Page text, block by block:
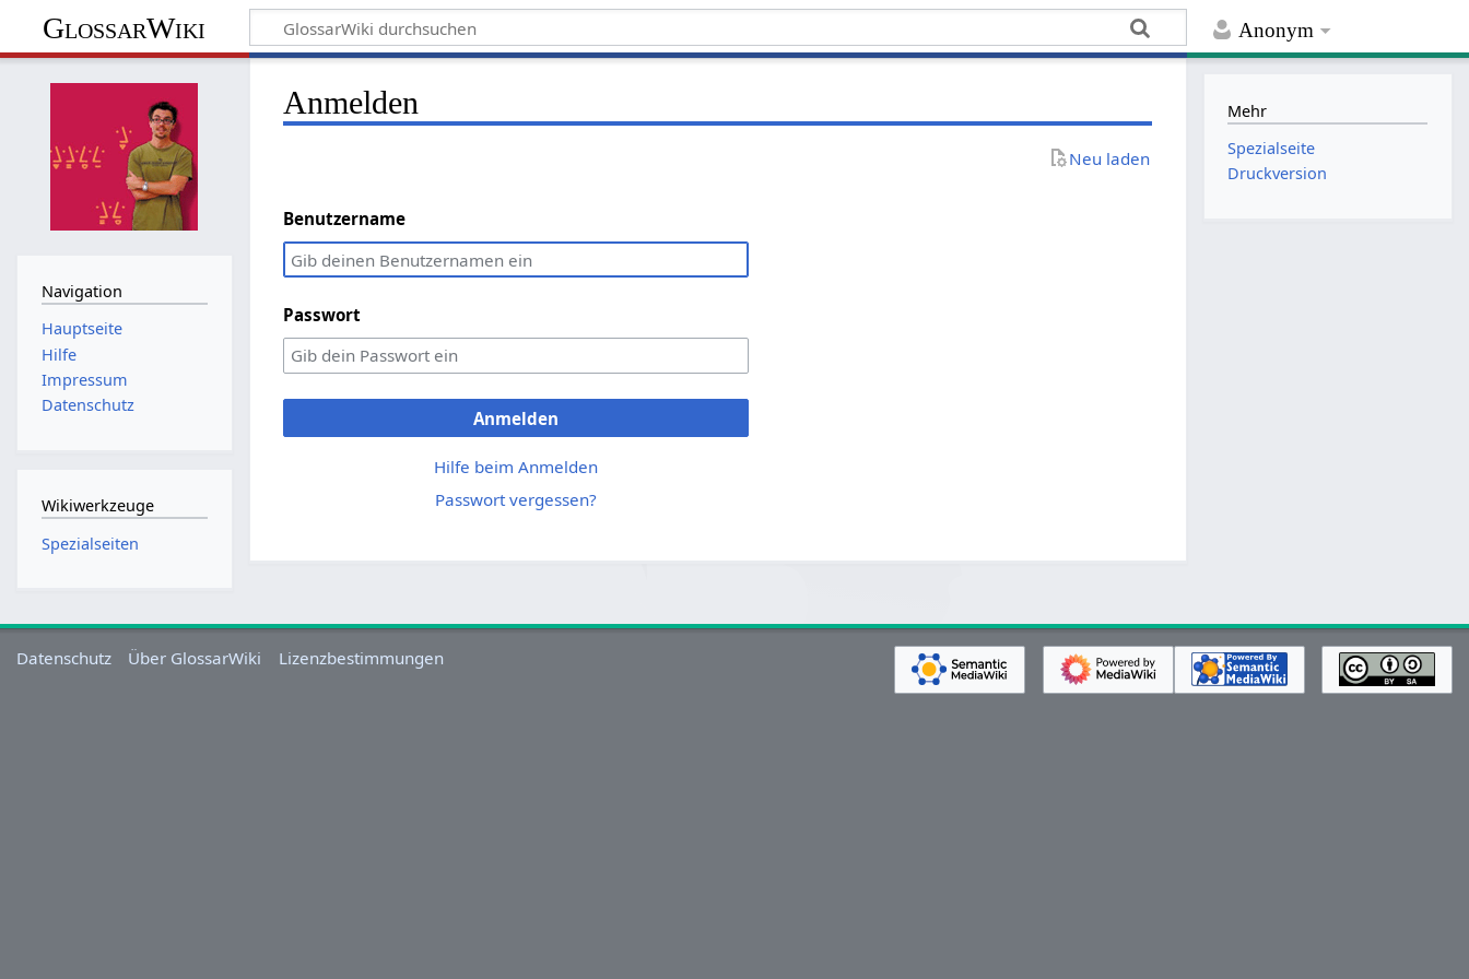
Anonym
GlossarWiki
Anmelden
Neu laden
Benutzername
Passwort
Anmelden
Hilfe beim Anmelden
Passwort vergessen?
Navigation
Hauptseite
Hilfe
Impressum
Datenschutz
Wikiwerkzeuge
Spezialseiten
Mehr
Spezialseite
Druckversion
Datenschutz Über GlossarWiki Lizenzbestimmungen